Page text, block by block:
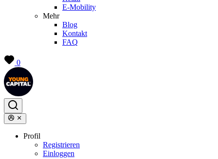
E-Mobility
Mehr
Blog
Kontakt
FAQ
0
Profil
Registrieren
Einloggen